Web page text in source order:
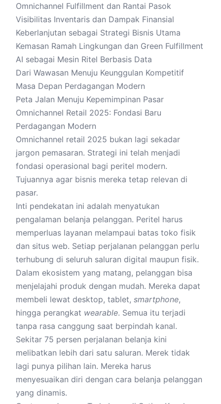
Omnichannel Fulfillment dan Rantai Pasok
Visibilitas Inventaris dan Dampak Finansial
Keberlanjutan sebagai Strategi Bisnis Utama
Kemasan Ramah Lingkungan dan Green Fulfillment
AI sebagai Mesin Ritel Berbasis Data
Dari Wawasan Menuju Keunggulan Kompetitif
Masa Depan Perdagangan Modern
Peta Jalan Menuju Kepemimpinan Pasar
Omnichannel Retail 2025: Fondasi Baru
Perdagangan Modern
Omnichannel retail 2025 bukan lagi sekadar
jargon pemasaran. Strategi ini telah menjadi
fondasi operasional bagi peritel modern.
Tujuannya agar bisnis mereka tetap relevan di
pasar.
Inti pendekatan ini adalah menyatukan
pengalaman belanja pelanggan. Peritel harus
memperluas layanan melampaui batas toko fisik
dan situs web. Setiap perjalanan pelanggan perlu
terhubung di seluruh saluran digital maupun fisik.
Dalam ekosistem yang matang, pelanggan bisa
menjelajahi produk dengan mudah. Mereka dapat
membeli lewat desktop, tablet, smartphone,
hingga perangkat wearable. Semua itu terjadi
tanpa rasa canggung saat berpindah kanal.
Sekitar 75 persen perjalanan belanja kini
melibatkan lebih dari satu saluran. Merek tidak
lagi punya pilihan lain. Mereka harus
menyesuaikan diri dengan cara belanja pelanggan
yang dinamis.